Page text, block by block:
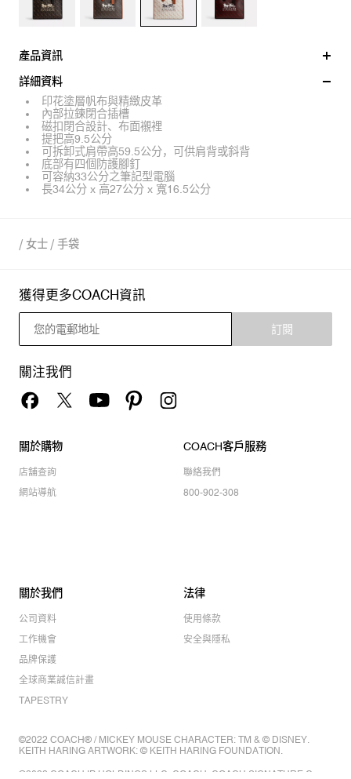
產品資訊
詳細資料
印花塗層帆布與精緻皮革
內部拉鍊閉合插槽
磁扣閉合設計、布面襯裡
提把高9.5公分
可拆卸式肩帶高59.5公分，可供肩背或斜背
底部有四個防護腳釘
可容納33公分之筆記型電腦
長34公分 x 高27公分 x 寬16.5公分
/ 女士 / 手袋
獲得更多COACH資訊
訂閱
關注我們
關於購物
店舖查詢
網站導航
COACH客戶服務
聯絡我們
800-902-308
關於我們
公司資料
工作機會
品牌保護
全球商業誠信計畫
TAPESTRY
法律
使用條款
安全與隱私
©2022 COACH® / MICKEY MOUSE CHARACTER: TM & © DISNEY.
KEITH HARING ARTWORK: © KEITH HARING FOUNDATION.
©2022 COACH IP HOLDINGS LLC. COACH, COACH SIGNATURE C